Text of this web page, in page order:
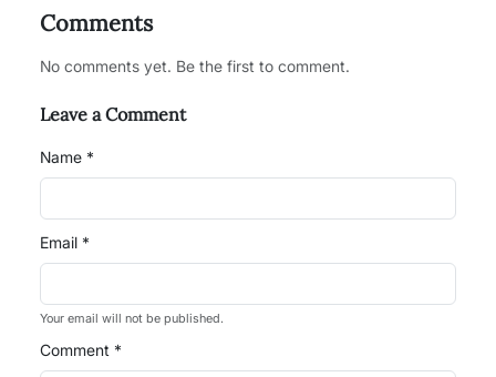
Comments
No comments yet. Be the first to comment.
Leave a Comment
Name *
Email *
Your email will not be published.
Comment *